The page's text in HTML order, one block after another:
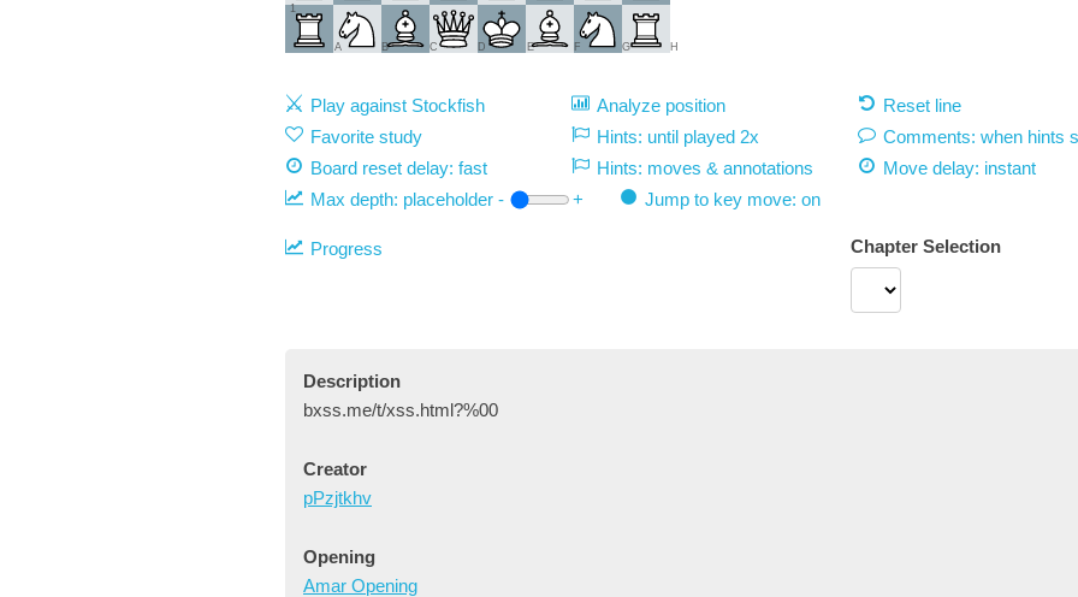
1
A B C D E F G H
Play against Stockfish Analyze position
Reset line
Favorite study
Hints: until played 2x
Comments: when hints
Board reset delay: fast
Hints: moves & annotations Move delay: instant
Max depth: placeholder - + Jump to key move: on
Progress Chapter Selection
Description
bxss.me/t/xss.html?%00
Creator
pPzjtkhv
Opening
Amar Opening